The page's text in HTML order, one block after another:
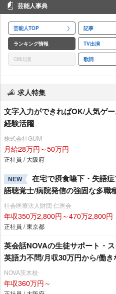
芸能人事典
芸能人TOP 記事
ランキング情報 TV出演
CM出演 歌詞
求人特集
文字入力ができればOK/人気ゲ
経験活躍
株式会社GUM
月給28万円～50万円
正社員 / 大阪府
NEW
在宅で摂食嚥下・失語
語聴覚士/病院発信の強固な多職
社会医療法人財団 仁医会
年収350万2,800円～470万2,800円
正社員 / 東京都
英会話NOVAの生徒サポート・
英語力不問/月収30万円から/働
NOVA茨木校
年収360万円～